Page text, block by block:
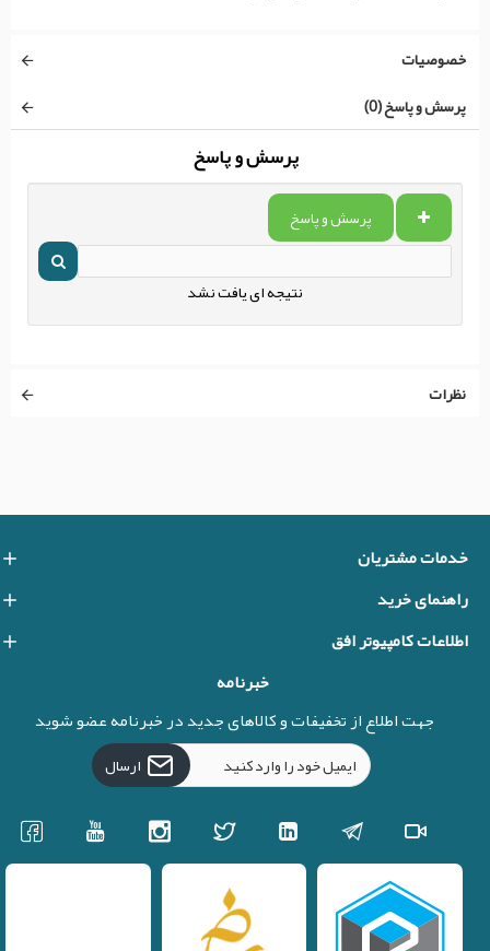
خصوصیات
پرسش و پاسخ (0)
پرسش و پاسخ
پرسش و پاسخ
نتیجه ای یافت نشد
نظرات
خدمات مشتریان
راهنمای خرید
اطلاعات کامپیوتر افق
خبرنامه
جهت اطلاع از تخفیفات و کالاهای جدید در خبرنامه عضو شوید
ارسال